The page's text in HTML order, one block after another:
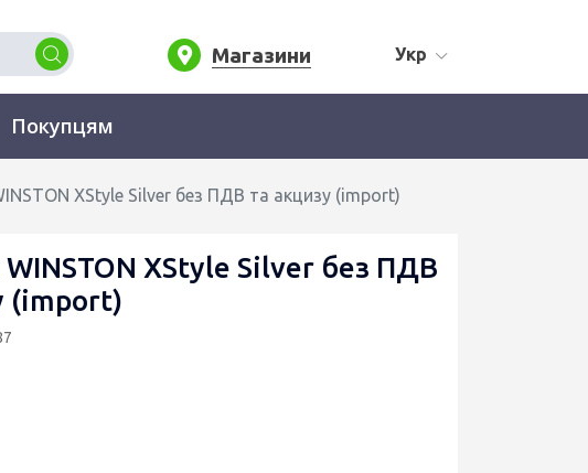
Магазини Укр
Покупцям
XStyle Silver без ПДВ та акцизу (import)
WINSTON XStyle Silver без ПДВ
(import)